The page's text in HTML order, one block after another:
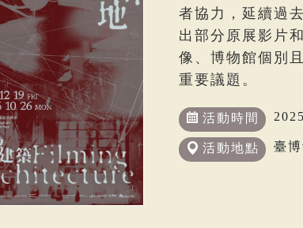
者協力，延續過
出部分原展影片
像、博物館個別
重要議題。
活動時間
活動地點 臺